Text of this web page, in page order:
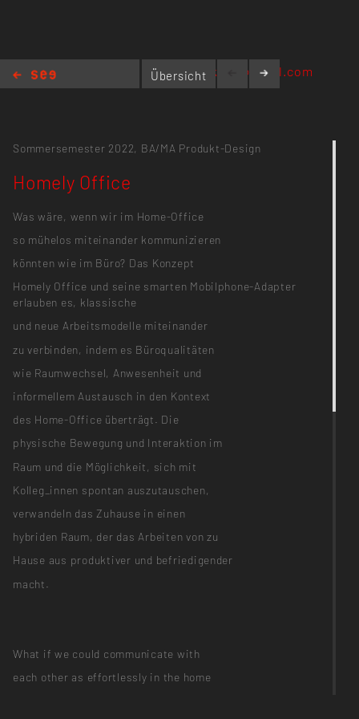
Übersicht
f.schwamkrug@gmail.com
Sommersemester 2022, BA/MA Produkt-Design
Homely Office
Was wäre, wenn wir im Home-Office
so mühelos miteinander kommunizieren
könnten wie im Büro? Das Konzept
Homely Office und seine smarten Mobilphone-Adapter
erlauben es, klassische
und neue Arbeitsmodelle miteinander
zu verbinden, indem es Büroqualitäten
wie Raumwechsel, Anwesenheit und
informellem Austausch in den Kontext
des Home-Office überträgt. Die
physische Bewegung und Interaktion im
Raum und die Möglichkeit, sich mit
Kolleg_innen spontan auszutauschen,
verwandeln das Zuhause in einen
hybriden Raum, der das Arbeiten von zu
Hause aus produktiver und befriedigender
macht.
What if we could communicate with
each other as effortlessly in the home